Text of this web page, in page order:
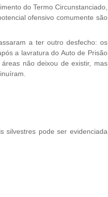
do Termo Circunstanciado,
ofensivo comumente são
a ter outro desfecho: os
a lavratura do Auto de Prisão
não deixou de existir, mas
pode ser evidenciada